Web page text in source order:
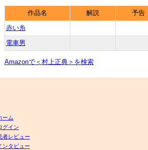
作品名 解説 予告
赤い糸
電車男
Amazonで＜村上正典＞を検索
ーム
グイン
者レビュー
ンタビュー